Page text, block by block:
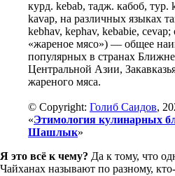
курд. kebab, тадж. кабоб, тур.
kavap, на различных языках
kebhav, kephav, kebabie,
«жареное мясо») — общее
популярных в странах
Центральной Азии,
жареного мяса.
© Copyright: Голиб Саидов,
«Этимология кулинарных
Шашлык»
Я это всё к чему? Да к тому, что
Чайханах называют по разному,